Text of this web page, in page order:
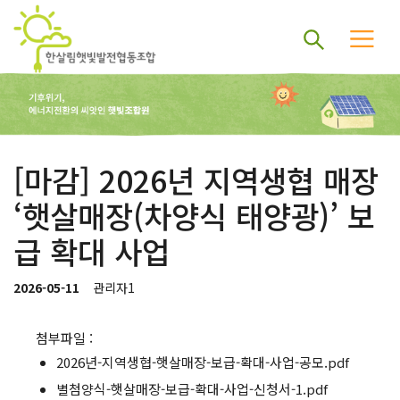
[마감] 2026년 지역생협 매장
‘햇살매장(차양식 태양광)’ 보
급 확대 사업
2026-05-11 관리자1
첨부파일 :
2026년-지역생협-햇살매장-보급-확대-사업-공모.pdf
별첨양식-햇살매장-보급-확대-사업-신청서-1.pdf